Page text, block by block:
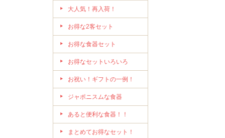
大人気！再入荷！
お得な2客セット
お得な食器セット
お得なセットいろいろ
お祝い！ギフトの一例！
ジャポニスムな食器
あると便利な食器！！
まとめてお得なセット！